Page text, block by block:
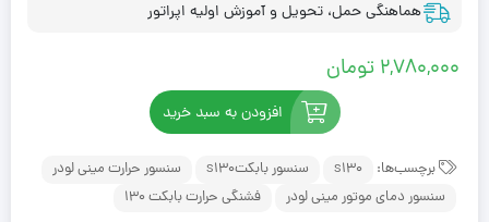
هماهنگی حمل، تحویل و آموزش اولیه اپراتور
2,780,000 تومان
افزودن به سبد خرید
برچسب‌ها: s130 سنسور بابکتs130
سنسور حرارت مینی لودر
سنسور دمای موتور مینی لودر
فشنگی حرارت بابکت 130